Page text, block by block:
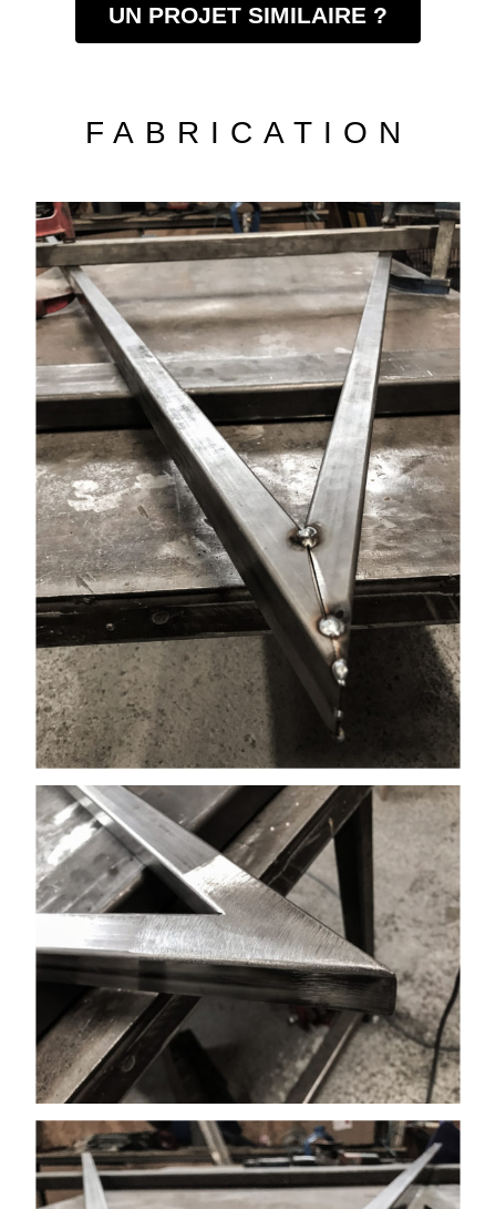
UN PROJET SIMILAIRE ?
FABRICATION